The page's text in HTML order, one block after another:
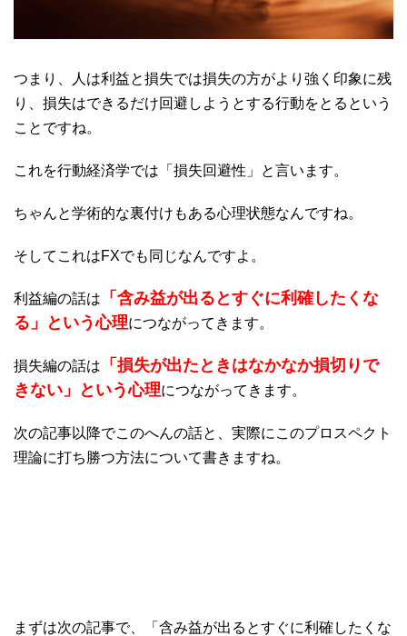
つまり、人は利益と損失では損失の方がより強く印象に残
り、損失はできるだけ回避しようとする行動をとるという
ことですね。
これを行動経済学では「損失回避性」と言います。
ちゃんと学術的な裏付けもある心理状態なんですね。
そしてこれはFXでも同じなんですよ。
利益編の話は
「含み益が出るとすぐに利確したくな
る」という心理につながってきます。
損失編の話は
「損失が出たときはなかなか損切りで
きない」という心理につながってきます。
次の記事以降でこのへんの話と、実際にこのプロスペクト
理論に打ち勝つ方法について書きますね。
まずは次の記事で、「含み益が出るとすぐに利確したくな